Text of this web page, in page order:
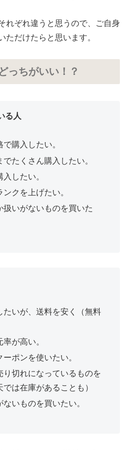
れぞれ違うと思うので、ご自身
ただけたらと思います。
っちがいい！？
る人
購入したい。
たくさん購入したい。
したい。
クを上げたい。
扱いがないものを買いた
たいが、送料を安く（無料
が高い。
ポンを使いたい。
り切れになっているものを
は在庫があることも）
いものを買いたい。